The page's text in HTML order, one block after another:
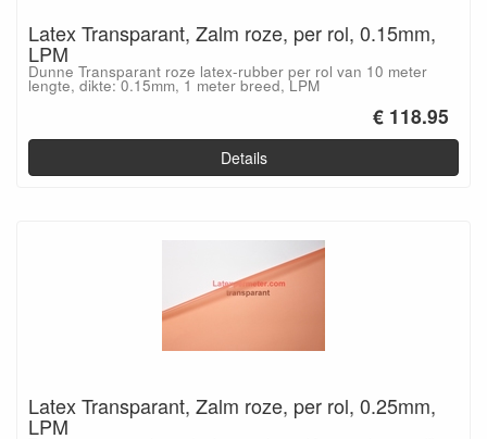
Latex Transparant, Zalm roze, per rol, 0.15mm,
LPM
Dunne Transparant roze latex-rubber per rol van 10 meter
lengte, dikte: 0.15mm, 1 meter breed, LPM
€ 118.95
Details
Latex Transparant, Zalm roze, per rol, 0.25mm,
LPM